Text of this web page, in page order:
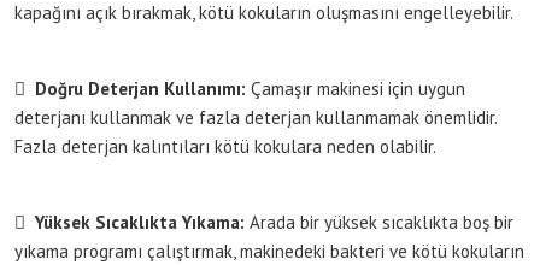
kapağını açık bırakmak, kötü kokuların oluşmasını engelleyebilir.
 Doğru Deterjan Kullanımı: Çamaşır makinesi için uygun
deterjanı kullanmak ve fazla deterjan kullanmamak önemlidir.
Fazla deterjan kalıntıları kötü kokulara neden olabilir.
Yüksek Sıcaklıkta Yıkama: Arada bir yüksek sıcaklıkta boş bir
yıkama programı çalıştırmak, makinedeki bakteri ve kötü kokuların